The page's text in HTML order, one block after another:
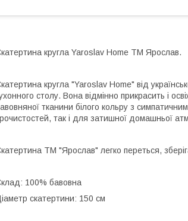
кругла Yaroslav Home ТМ Ярослав.
кругла "Yaroslav Home" від
столу. Вона відмінно прикрасить і
тканини білого кольру з
так і для затишної домашньої
ТМ "Ярослав" легко переться,
100% бавовна
скатертини: 150 см